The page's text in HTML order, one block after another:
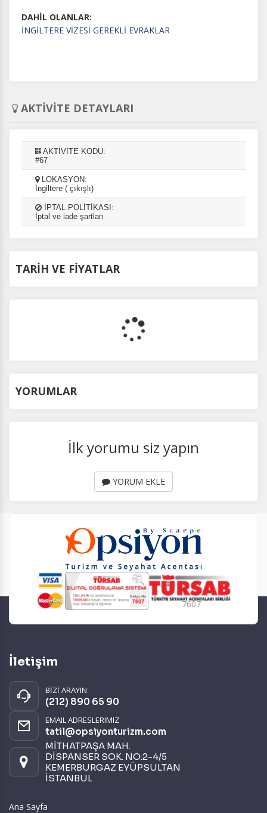
DAHİL OLANLAR:
İNGİLTERE VİZESİ GEREKLİ EVRAKLAR
AKTİVİTE DETAYLARI
AKTİVİTE KODU:
#67
LOKASYON:
İngiltere ( çıkışlı)
İPTAL POLİTİKASI:
İptal ve iade şartları
TARİH VE FİYATLAR
YORUMLAR
İlk yorumu siz yapın
YORUM EKLE
7607
İletişim
BİZİ ARAYIN
(212) 890 65 90
EMAIL ADRESLERIMIZ
tatil@opsiyonturizm.com
MİTHATPAŞA MAH.
DİSPANSER SOK. NO:2-4/5
KEMERBURGAZ EYÜPSULTAN
İSTANBUL
Ana Sayfa